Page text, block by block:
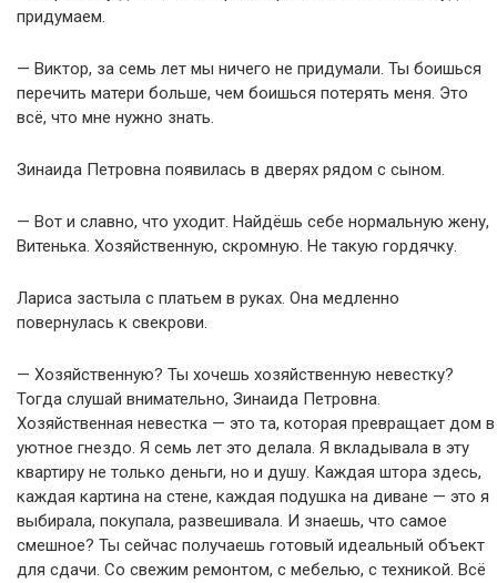
придумаем.
— Виктор, за семь лет мы ничего не придумали. Ты боишься
перечить матери больше, чем боишься потерять меня. Это
всё, что мне нужно знать.
Зинаида Петровна появилась в дверях рядом с сыном.
— Вот и славно, что уходит. Найдёшь себе нормальную жену,
Витенька. Хозяйственную, скромную. Не такую гордячку.
Лариса застыла с платьем в руках. Она медленно
повернулась к свекрови.
— Хозяйственную? Ты хочешь хозяйственную невестку?
Тогда слушай внимательно, Зинаида Петровна.
Хозяйственная невестка — это та, которая превращает дом в
уютное гнездо. Я семь лет это делала. Я вкладывала в эту
квартиру не только деньги, но и душу. Каждая штора здесь,
каждая картина на стене, каждая подушка на диване — это я
выбирала, покупала, развешивала. И знаешь, что самое
смешное? Ты сейчас получаешь готовый идеальный объект
для сдачи. Со свежим ремонтом, с мебелью, с техникой. Всё